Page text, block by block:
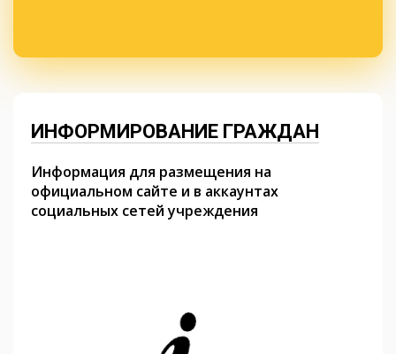
ИНФОРМИРОВАНИЕ ГРАЖДАН
Информация для размещения на
официальном сайте и в аккаунтах
социальных сетей учреждения